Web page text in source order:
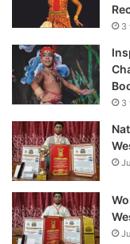
3
3